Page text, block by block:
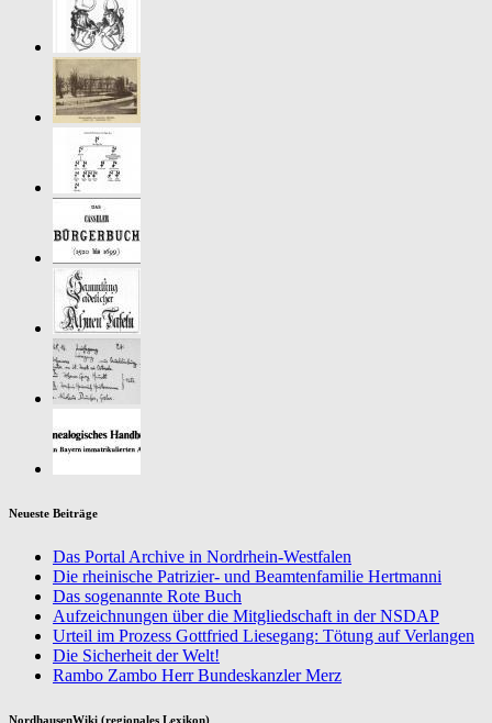
Neueste Beiträge
Das Portal Archive in Nordrhein-Westfalen
Die rheinische Patrizier- und Beamtenfamilie Hertmanni
Das sogenannte Rote Buch
Aufzeichnungen über die Mitgliedschaft in der NSDAP
Urteil im Prozess Gottfried Liesegang: Tötung auf Verlangen
Die Sicherheit der Welt!
Rambo Zambo Herr Bundeskanzler Merz
NordhausenWiki (regionales Lexikon)